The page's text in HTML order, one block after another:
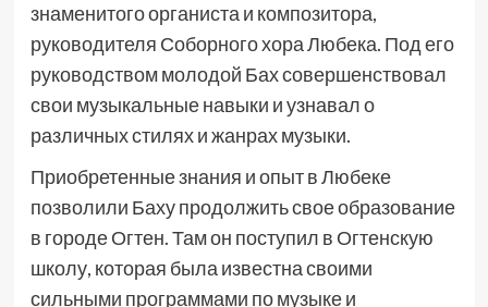
знаменитого органиста и композитора,
руководителя Соборного хора Любека. Под его
руководством молодой Бах совершенствовал
свои музыкальные навыки и узнавал о
различных стилях и жанрах музыки.
Приобретенные знания и опыт в Любеке
позволили Баху продолжить свое образование
в городе Огтен. Там он поступил в Огтенскую
школу, которая была известна своими
сильными программами по музыке и